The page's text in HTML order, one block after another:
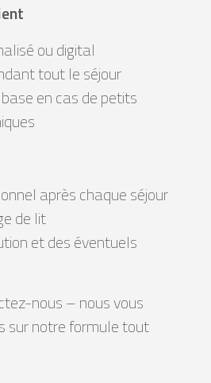
ou digital
tout le séjour
en cas de petits
après chaque séjour
de lit
et des éventuels
nous – nous vous
sur notre formule tout